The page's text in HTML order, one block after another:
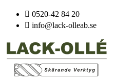
 0520-42 84 20
 info@lack-olleab.se